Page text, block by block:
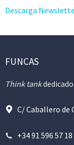
Descarga
FUNCAS
Think tank
C/ Caballero de
+34 91 596 57 18